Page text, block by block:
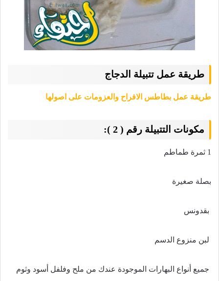
طريقة عمل تتبيلة الدجاج
طريقة عمل بطاطس الافراح والعزومات على اصولها
مكونات التتبيلة رقم ( 2 ):
1 ثمرة طماطم
بصلة صغيرة
بقدونس
لبن منزوع الدسم
جميع أنواع البهارات الموجودة عندك من ملح وفلفل أسود وثوم